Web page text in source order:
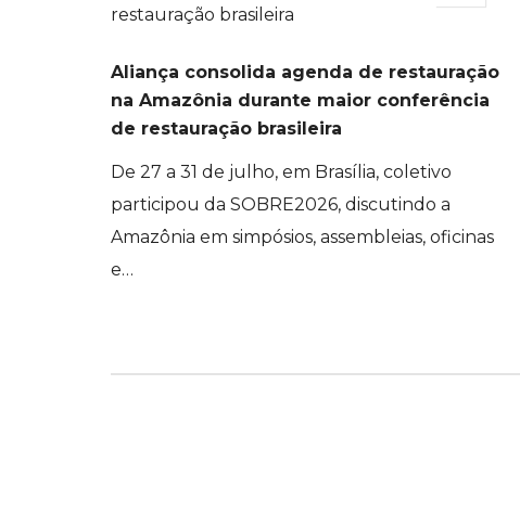
Aliança consolida agenda de restauração
na Amazônia durante maior conferência
de restauração brasileira
De 27 a 31 de julho, em Brasília, coletivo
participou da SOBRE2026, discutindo a
Amazônia em simpósios, assembleias, oficinas
e…